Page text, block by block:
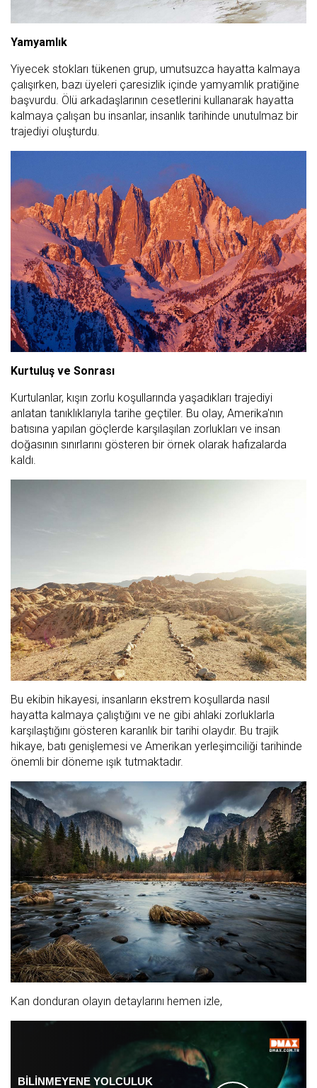
Yamyamlık
Yiyecek stokları tükenen grup, umutsuzca hayatta kalmaya
çalışırken, bazı üyeleri çaresizlik içinde yamyamlık pratiğine
başvurdu. Ölü arkadaşlarının cesetlerini kullanarak hayatta
kalmaya çalışan bu insanlar, insanlık tarihinde unutulmaz bir
trajediyi oluşturdu.
Kurtuluş ve Sonrası
Kurtulanlar, kışın zorlu koşullarında yaşadıkları trajediyi
anlatan tanıklıklarıyla tarihe geçtiler. Bu olay, Amerika'nın
batısına yapılan göçlerde karşılaşılan zorlukları ve insan
doğasının sınırlarını gösteren bir örnek olarak hafızalarda
kaldı.
Bu ekibin hikayesi, insanların ekstrem koşullarda nasıl
hayatta kalmaya çalıştığını ve ne gibi ahlaki zorluklarla
karşılaştığını gösteren karanlık bir tarihi olaydır. Bu trajik
hikaye, batı genişlemesi ve Amerikan yerleşimciliği tarihinde
önemli bir döneme ışık tutmaktadır.
Kan donduran olayın detaylarını hemen izle,
BİLİNMEYENE YOLCULUK